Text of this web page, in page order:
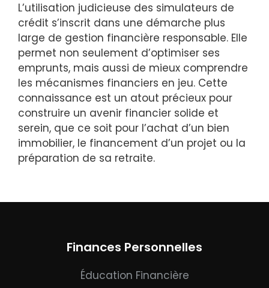
L’utilisation judicieuse des simulateurs de
crédit s’inscrit dans une démarche plus
large de gestion financière responsable. Elle
permet non seulement d’optimiser ses
emprunts, mais aussi de mieux comprendre
les mécanismes financiers en jeu. Cette
connaissance est un atout précieux pour
construire un avenir financier solide et
serein, que ce soit pour l’achat d’un bien
immobilier, le financement d’un projet ou la
préparation de sa retraite.
Finances Personnelles
Éducation Financière